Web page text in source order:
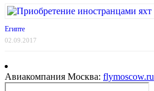
Египте
02.09.2017
Авиакомпания Москва: flymoscow.ru